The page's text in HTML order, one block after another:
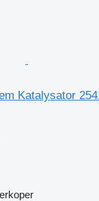
Katalysator